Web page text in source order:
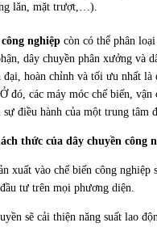
lăn, mặt trượt,…).
nghiệp còn có thể phân
dây chuyền phân xưởng và
hoàn chỉnh và tối ưu nhất là
đó, các máy móc chế biến, vận
điều hành của một trung tâm
thức của dây chuyền công
xuất vào chế biến công nghiệp
tư trên mọi phương diện.
sẽ cải thiện năng suất lao